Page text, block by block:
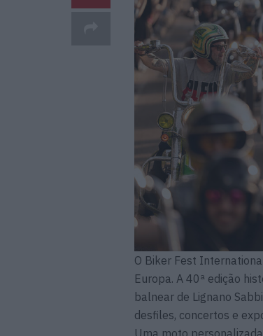
O Biker Fest
Europa. A 40ª edição
balnear de Lignano
desfiles, concertos e
Uma moto